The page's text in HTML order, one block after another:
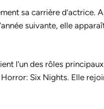
sa carrière d’actrice.
suivante, elle
l’un des rôles
Six Nights. Elle